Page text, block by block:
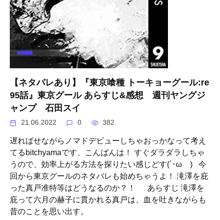
【ネタバレあり】『東京喰種 トーキョーグール:re
95話』東京グール あらすじ&感想 週刊ヤングジ
ャンプ 石田スイ
21.06.2022 0 382
遅ればせながらノマドデビューしちゃおっかなって考え
てるbitchyamaです、こんばんは！ すぐダラダラしちゃ
うので、効率上がる方法を探りたい感じどす(´･ωゞ) 今
回から東京グールのネタバレも始めちゃうよ！ 滝澤を庇
った真戸准特等はどうなるのか？！ あらすじ 滝澤を
庇って六月の赫子に貫かれる真戸は、血を吐きながらも
昔のことを思い出す。